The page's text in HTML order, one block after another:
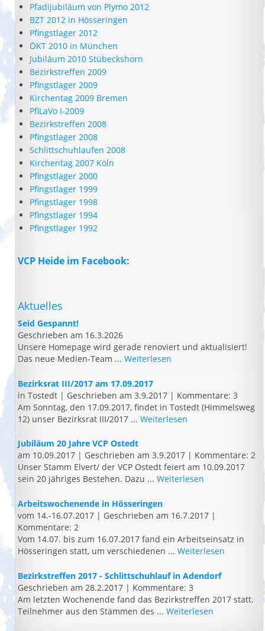
Pfadijubiläum von Plymo 2012
BZT 2012 in Hösseringen
Pfingstlager 2012
ÖKT 2010 in München
Jubiläum 2010 Stübeckshorn
Bezirkstreffen 2009
Pfingstlager 2009
Kirchentag 2009 Bremen
PfiLaVo I-2009
Bezirkstreffen 2008
Pfingstlager 2008
Schlittschuhlaufen 2008
Kirchentag 2007 Köln
Pfingstlager 2000
Pfingstlager 1999
Pfingstlager 1998
Pfingstlager 1994
Pfingstlager 1992
VCP Heide im Facebook:
Aktuelles
Seid Gespannt!
Geschrieben am 16.3.2026
Unsere Homepage wird gerade renoviert und aktualisiert!
Das neue Medien-Team ... Weiterlesen
Bezirksrat III/2017 am 17.09.2017
in Tostedt | Geschrieben am 3.9.2017 | Kommentare: 3
Am Sonntag, den 17.09.2017, findet in Tostedt (Himmelsweg
12) unser Bezirksrat III/2017 ... Weiterlesen
Jubiläum 20 Jahre VCP Ostedt
am 10.09.2017 | Geschrieben am 3.9.2017 | Kommentare: 2
Unser Stamm Elvert/ der VCP Ostedt feiert am 10.09.2017
sein 20 jähriges Bestehen. Dazu ... Weiterlesen
Arbeitswochenende in Hösseringen
vom 14.-16.07.2017 | Geschrieben am 16.7.2017 |
Kommentare: 2
Vom 14.07. bis zum 16.07.2017 fand ein Arbeitseinsatz in
Hösseringen statt, um verschiedenen ... Weiterlesen
Bezirkstreffen 2017 - Schlittschuhlauf in Adendorf
Geschrieben am 28.2.2017 | Kommentare: 3
Am letzten Wochenende fand das Bezirkstreffen 2017 statt.
Teilnehmer aus den Stämmen des ... Weiterlesen